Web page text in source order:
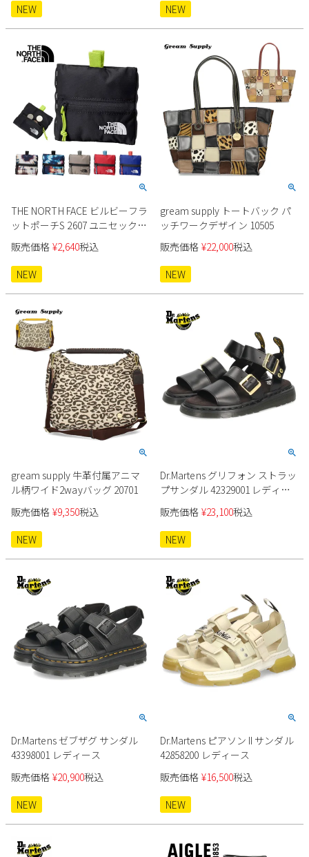
NEW
NEW
THE NORTH FACE ビルビーフラ
ットポーチS 2607 ユニセックス
ネコポス
販売価格 ¥2,640税込
NEW
gream supply トートバック パ
ッチワークデザイン 10505
販売価格 ¥22,000税込
NEW
gream supply 牛革付属アニマ
ル柄ワイド2wayバッグ 20701
販売価格 ¥9,350税込
NEW
Dr.Martens グリフォン ストラッ
プサンダル 42329001 レディー
ス
販売価格 ¥23,100税込
NEW
Dr.Martens ゼブザグ サンダル
43398001 レディース
販売価格 ¥20,900税込
NEW
Dr.Martens ピアソン II サンダル
42858200 レディース
販売価格 ¥16,500税込
NEW